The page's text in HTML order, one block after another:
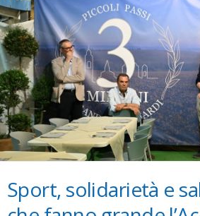
Sport, solidarietà e